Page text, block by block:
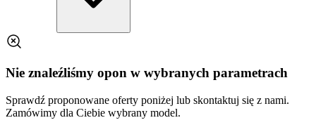
Nie znaleźliśmy opon w wybranych parametrach
Sprawdź proponowane oferty poniżej lub skontaktuj się z nami.
Zamówimy dla Ciebie wybrany model.